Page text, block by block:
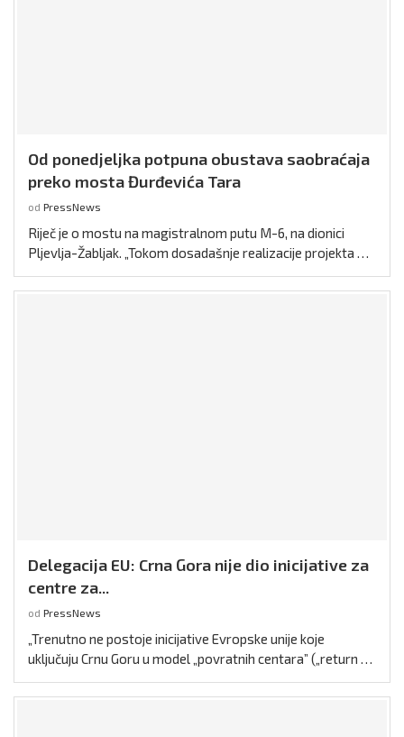
Od ponedjeljka potpuna obustava saobraćaja
preko mosta Đurđevića Tara
od PressNews
Riječ je o mostu na magistralnom putu M-6, na dionici
Pljevlja-Žabljak. „Tokom dosadašnje realizacije projekta …
Delegacija EU: Crna Gora nije dio inicijative za
centre za...
od PressNews
„Trenutno ne postoje inicijative Evropske unije koje
uključuju Crnu Goru u model „povratnih centara” („return …